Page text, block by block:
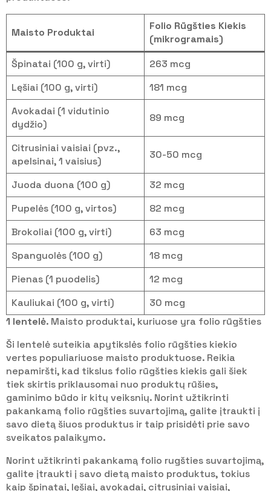
Maisto Produktai
Folio Rūgšties Kiekis
(mikrogramais)
Špinatai (100 g, virti)
263 mcg
Lęšiai (100 g, virti)
181 mcg
Avokadai (1 vidutinio
dydžio)
89 mcg
Citrusiniai vaisiai (pvz.,
apelsinai, 1 vaisius)
30-50 mcg
Juoda duona (100 g)
32 mcg
Pupelės (100 g, virtos)
82 mcg
Brokoliai (100 g, virti)
63 mcg
Spanguolės (100 g)
18 mcg
Pienas (1 puodelis)
12 mcg
Kauliukai (100 g, virti)
30 mcg
1 lentelė. Maisto produktai, kuriuose yra folio rūgšties
Ši lentelė suteikia apytikslės folio rūgšties kiekio
vertes populiariuose maisto produktuose. Reikia
nepamiršti, kad tikslus folio rūgšties kiekis gali šiek
tiek skirtis priklausomai nuo produktų rūšies,
gaminimo būdo ir kitų veiksnių. Norint užtikrinti
pakankamą folio rūgšties suvartojimą, galite įtraukti į
savo dietą šiuos produktus ir taip prisidėti prie savo
sveikatos palaikymo.
Norint užtikrinti pakankamą folio rugšties suvartojimą,
galite įtraukti į savo dietą maisto produktus, tokius
kaip špinatai, lęšiai, avokadai, citrusiniai vaisiai,